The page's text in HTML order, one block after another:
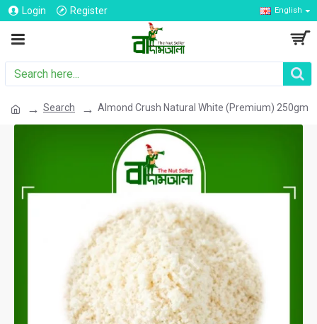
Login Register English
Search Almond Crush Natural White (Premium) 250gm